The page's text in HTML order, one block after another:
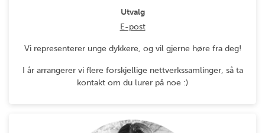
Utvalg
E-post
Vi representerer unge dykkere, og vil gjerne høre fra deg!
I år arrangerer vi flere forskjellige nettverkssamlinger, så ta
kontakt om du lurer på noe :)